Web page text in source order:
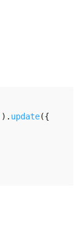
) . update({